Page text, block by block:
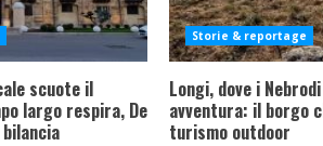
scuote il
largo respira, De
Storie & reportage
Longi, dove i
avventura: il borgo
turismo outdoor